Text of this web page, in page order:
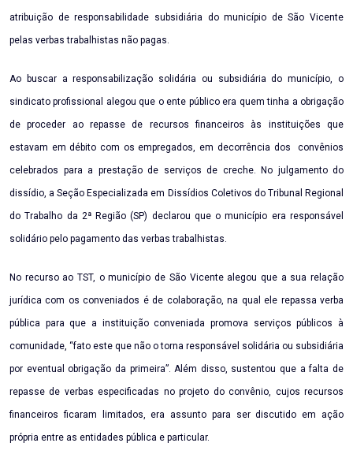
atribuição de responsabilidade subsidiária do município de São Vicente
pelas verbas trabalhistas não pagas.
Ao buscar a responsabilização solidária ou subsidiária do município, o
sindicato profissional alegou que o ente público era quem tinha a obrigação
de proceder ao repasse de recursos financeiros às instituições que
estavam em débito com os empregados, em decorrência dos convênios
celebrados para a prestação de serviços de creche. No julgamento do
dissídio, a Seção Especializada em Dissídios Coletivos do Tribunal Regional
do Trabalho da 2ª Região (SP) declarou que o município era responsável
solidário pelo pagamento das verbas trabalhistas.
No recurso ao TST, o município de São Vicente alegou que a sua relação
jurídica com os conveniados é de colaboração, na qual ele repassa verba
pública para que a instituição conveniada promova serviços públicos à
comunidade, “fato este que não o torna responsável solidária ou subsidiária
por eventual obrigação da primeira”. Além disso, sustentou que a falta de
repasse de verbas especificadas no projeto do convênio, cujos recursos
financeiros ficaram limitados, era assunto para ser discutido em ação
própria entre as entidades pública e particular.